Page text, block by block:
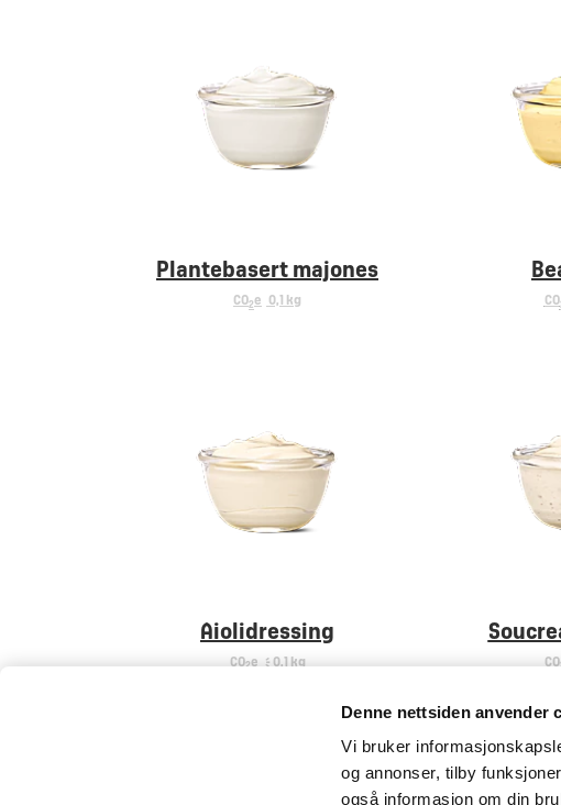
Denne nettsiden anvender
Vi bruker
og annonser, tilby
også informasjon om din
Plantebasert majones
CO2e 0,1 kg CO
Aiolidressing
CO2e < 0,1 kg CO